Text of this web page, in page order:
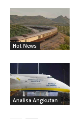
Hot News
Analisa Angkutan